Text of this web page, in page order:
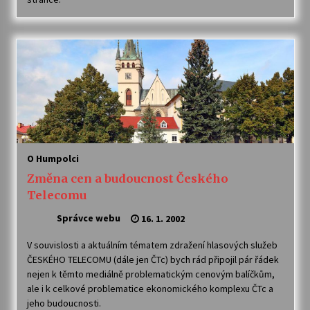
O Humpolci
Změna cen a budoucnost Českého
Telecomu
Správce webu 16. 1. 2002
V souvislosti a aktuálním tématem zdražení hlasových služeb
ČESKÉHO TELECOMU (dále jen ČTc) bych rád připojil pár řádek
nejen k těmto mediálně problematickým cenovým balíčkům,
ale i k celkové problematice ekonomického komplexu ČTc a
jeho budoucnosti.